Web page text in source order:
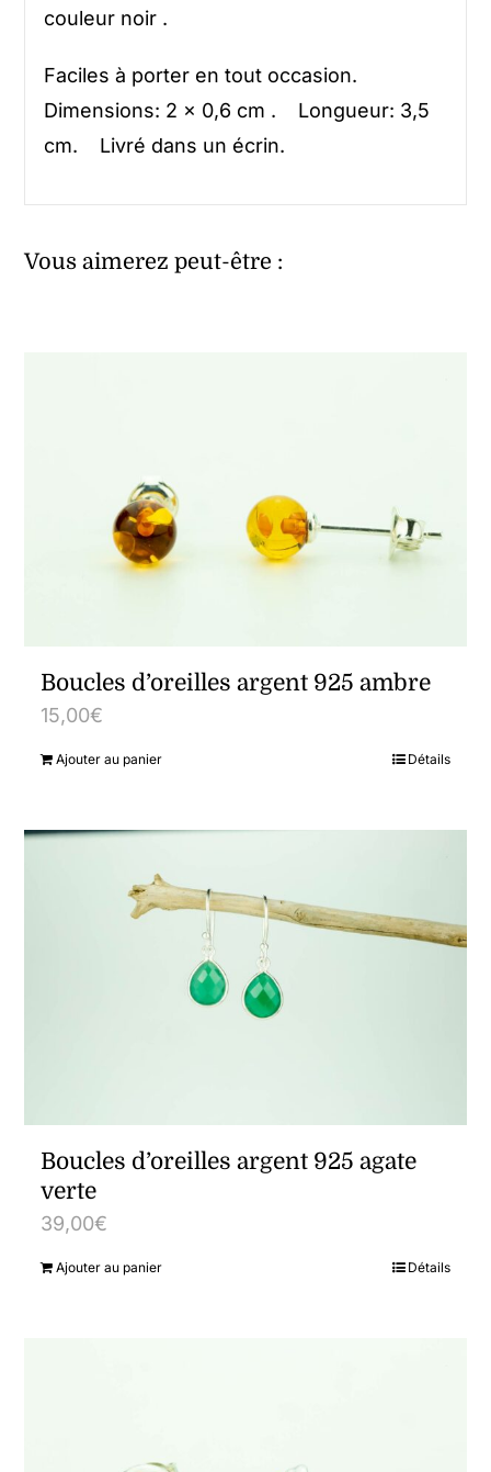
couleur noir .
Faciles à porter en tout occasion.
Dimensions: 2 x 0,6 cm . Longueur: 3,5
cm. Livré dans un écrin.
Vous aimerez peut-être :
Boucles d’oreilles argent 925 ambre
15,00€
Ajouter au panier Détails
Boucles d’oreilles argent 925 agate
verte
39,00€
Ajouter au panier Détails